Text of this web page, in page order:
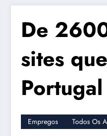
De
sites
Portugal
Empregos Todos Os